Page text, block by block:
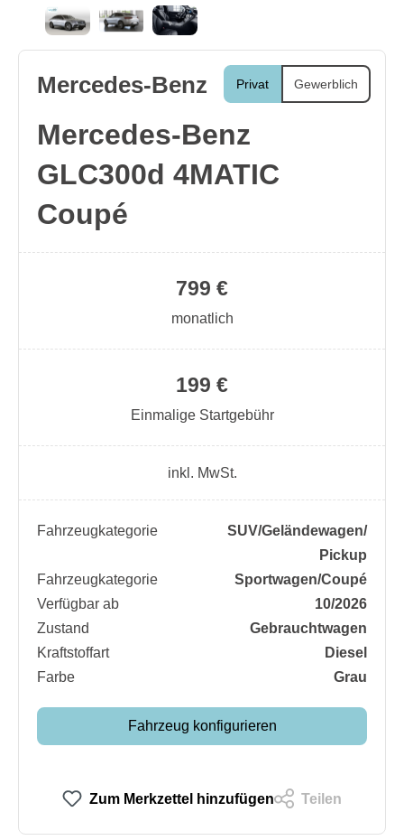
Privat Gewerblich
Mercedes-Benz
Mercedes-Benz
GLC300d 4MATIC
Coupé
199 €
Einmalige Startgebühr
799 €
monatlich
inkl. MwSt.
Fahrzeugkategorie
SUV/​Geländewagen/​
Pickup
Fahrzeugkategorie
Sportwagen/​Coupé
Verfügbar ab
10/2026
Zustand
Gebrauchtwagen
Kraftstoffart
Diesel
Farbe
Grau
Fahrzeug konfigurieren
Zum Merkzettel hinzufügen Teilen